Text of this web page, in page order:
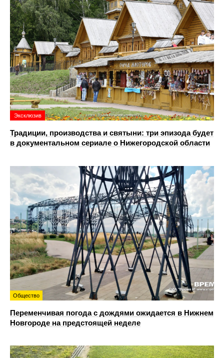
Эксклюзив
Традиции, производства и святыни: три эпизода будет
в документальном сериале о Нижегородской области
Общество
Переменчивая погода с дождями ожидается в Нижнем
Новгороде на предстоящей неделе